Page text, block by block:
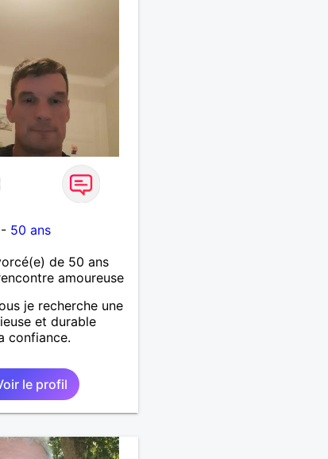
- 50 ans
de 50 ans
amoureuse
je recherche une
et durable
confiance.
le profil